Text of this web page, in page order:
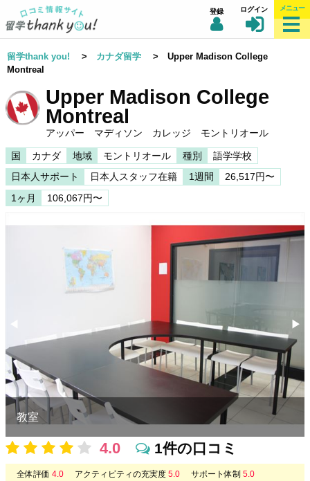
登録 ログイン メニュー
留学thank you! > カナダ留学 > Upper Madison College
Montreal
Upper Madison College
Montreal
アッパー マディソン カレッジ モントリオール
国 カナダ 地域 モントリオール 種別
語学学校
日本人サポート
日本人スタッフ在籍 1週間
26,517円〜
1ヶ月
106,067円〜
▶︎
教室
4.0 1件の口コミ
全体評価 4.0 アクティビティの充実度 5.0 サポート体制 5.0